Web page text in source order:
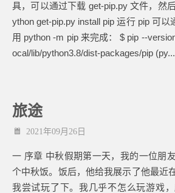
具，可以通过下载 get-pip.py 文件，然
ython get-pip.py install pip 运行 pip 可以
用 python -m pip 来完成： $ pip --
ocal/lib/python3.8/dist-packages/pip (py...
旅途
2021年09月26日
一 序章 中秋假期第一天，我的一位朋
个中秋饭。饭后，他给我展示了他最近
我尝试玩了下。我几乎不怎么玩游戏